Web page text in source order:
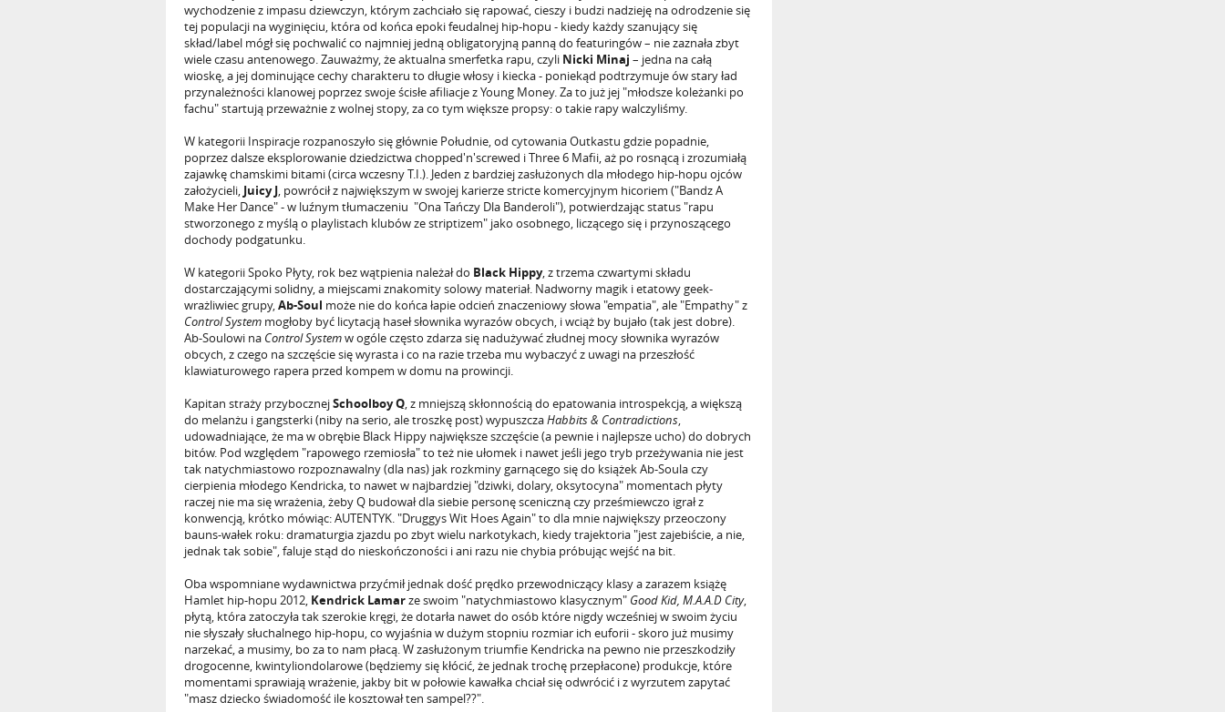
wychodzenie z impasu dziewczyn, którym zachciało się rapować, cieszy i budzi nadzieję na odrodzenie się
tej populacji na wyginięciu, która od końca epoki feudalnej hip-hopu - kiedy każdy szanujący się
skład/label mógł się pochwalić co najmniej jedną obligatoryjną panną do featuringów – nie zaznała zbyt
wiele czasu antenowego. Zauważmy, że aktualna smerfetka rapu, czyli Nicki Minaj – jedna na całą
wioskę, a jej dominujące cechy charakteru to długie włosy i kiecka - poniekąd podtrzymuje ów stary ład
przynależności klanowej poprzez swoje ścisłe afiliacje z Young Money. Za to już jej "młodsze koleżanki po
fachu" startują przeważnie z wolnej stopy, za co tym większe propsy: o takie rapy walczyliśmy.
W kategorii Inspiracje rozpanoszyło się głównie Południe, od cytowania Outkastu gdzie popadnie,
poprzez dalsze eksplorowanie dziedzictwa chopped'n'screwed i Three 6 Mafii, aż po rosnącą i zrozumiałą
zajawkę chamskimi bitami (circa wczesny T.I.). Jeden z bardziej zasłużonych dla młodego hip-hopu ojców
założycieli, Juicy J, powrócił z największym w swojej karierze stricte komercyjnym hicoriem ("Bandz A
Make Her Dance" - w luźnym tłumaczeniu "Ona Tańczy Dla Banderoli"), potwierdzając status "rapu
stworzonego z myślą o playlistach klubów ze striptizem" jako osobnego, liczącego się i przynoszącego
dochody podgatunku.
W kategorii Spoko Płyty, rok bez wątpienia należał do Black Hippy, z trzema czwartymi składu
dostarczającymi solidny, a miejscami znakomity solowy materiał. Nadworny magik i etatowy geek-
wrażliwiec grupy,Ab-Soul może nie do końca łapie odcień znaczeniowy słowa "empatia", ale "Empathy" z
Control System mogłoby być licytacją haseł słownika wyrazów obcych, i wciąż by bujało (tak jest dobre).
Ab-Soulowi na Control Systemw ogóle często zdarza się nadużywać złudnej mocy słownika wyrazów
obcych, z czego na szczęście się wyrasta i co na razie trzeba mu wybaczyć z uwagi na przeszłość
klawiaturowego rapera przed kompem w domu na prowincji.
Kapitan straży przybocznejSchoolboy Q, z mniejszą skłonnością do epatowania introspekcją, a większą
do melanżu i gangsterki (niby na serio, ale troszkę post) wypuszczaHabbits & Contradictions,
udowadniające, że ma w obrębie Black Hippy największe szczęście (a pewnie i najlepsze ucho) do dobrych
bitów. Pod względem "rapowego rzemiosła" to też nie ułomek i nawet jeśli jego tryb przeżywania nie jest
tak natychmiastowo rozpoznawalny (dla nas) jak rozkminy garnącego się do książek Ab-Soula czy
cierpienia młodego Kendricka, to nawet w najbardziej "dziwki, dolary, oksytocyna" momentach płyty
raczej nie ma się wrażenia, żeby Q budował dla siebie personę sceniczną czy prześmiewczo igrał z
konwencją, krótko mówiąc: AUTENTYK. "Druggys Wit Hoes Again" to dla mnie największy przeoczony
bauns-wałek roku: dramaturgia zjazdu po zbyt wielu narkotykach, kiedy trajektoria "jest zajebiście, a nie,
jednak tak sobie", faluje stąd do nieskończoności i ani razu nie chybia próbując wejść na bit.
Oba wspomniane wydawnictwa przyćmił jednak dość prędko przewodniczący klasy a zarazem książę
Hamlet hip-hopu 2012, Kendrick Lamarze swoim "natychmiastowo klasycznym" Good Kid, M.A.A.D City,
płytą, która zatoczyła tak szerokie kręgi, że dotarła nawet do osób które nigdy wcześniej w swoim życiu
nie słyszały słuchalnego hip-hopu, co wyjaśnia w dużym stopniu rozmiar ich euforii - skoro już musimy
narzekać, a musimy, bo za to nam płacą. W zasłużonym triumfie Kendricka na pewno nie przeszkodziły
drogocenne, kwintyliondolarowe (będziemy się kłócić, że jednak trochę przepłacone) produkcje, które
momentami sprawiają wrażenie, jakby bit w połowie kawałka chciał się odwrócić i z wyrzutem zapytać
"masz dziecko świadomość ile kosztował ten sampel??".